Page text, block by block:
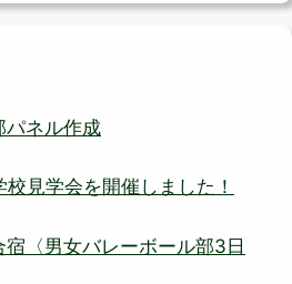
パネル作成
見学会を開催しました！
〈男女バレーボール部3日